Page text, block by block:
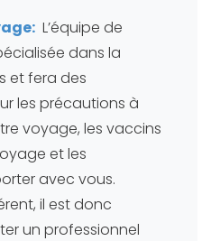
L’équipe de
dans la
et fera des
les précautions à
voyage, les vaccins
et les
avec vous.
il est donc
un professionnel